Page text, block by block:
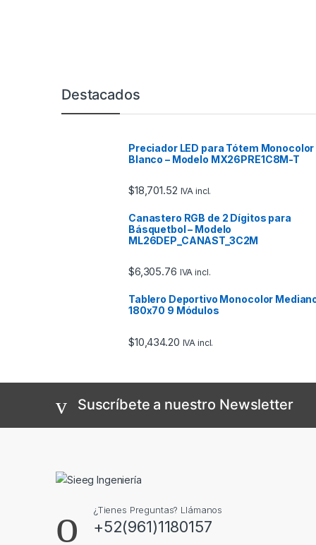
Marcas De Carrusel
Destacados
Preciador LED para Tótem Monocolor
Blanco – Modelo MX26PRE1C8M-T
$18,701.52 IVA incl.
Canastero RGB de 2 Dígitos para
Básquetbol – Modelo
ML26DEP_CANAST_3C2M
$6,305.76 IVA incl.
Tablero Deportivo Monocolor
180x70 9 Módulos
$10,434.20 IVA incl.
Suscríbete a nuestro Newsletter
¿Tienes Preguntas? Llámanos
+52(961)1180157